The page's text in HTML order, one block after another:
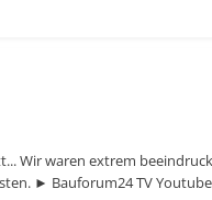
Wir waren extrem
► Bauforum24 TV